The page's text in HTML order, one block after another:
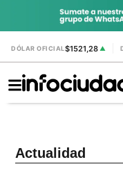
DÓLAR OFICIAL$1521,28 ▲
Actualidad